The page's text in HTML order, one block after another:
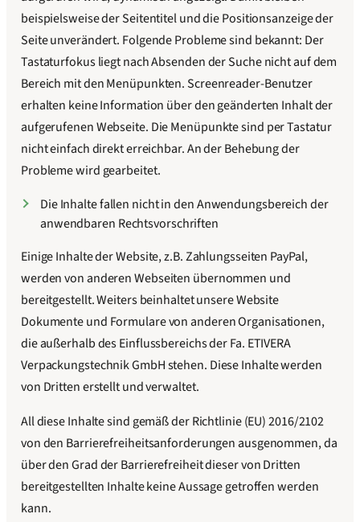
beispielsweise der Seitentitel und die Positionsanzeige der
Seite unverändert. Folgende Probleme sind bekannt: Der
Tastaturfokus liegt nach Absenden der Suche nicht auf dem
Bereich mit den Menüpunkten. Screenreader-Benutzer
erhalten keine Information über den geänderten Inhalt der
aufgerufenen Webseite. Die Menüpunkte sind per Tastatur
nicht einfach direkt erreichbar. An der Behebung der
Probleme wird gearbeitet.
Die Inhalte fallen nicht in den Anwendungsbereich der
anwendbaren Rechtsvorschriften
Einige Inhalte der Website, z.B. Zahlungsseiten PayPal,
werden von anderen Webseiten übernommen und
bereitgestellt. Weiters beinhaltet unsere Website
Dokumente und Formulare von anderen Organisationen,
die außerhalb des Einflussbereichs der Fa. ETIVERA
Verpackungstechnik GmbH stehen. Diese Inhalte werden
von Dritten erstellt und verwaltet.
All diese Inhalte sind gemäß der Richtlinie (EU) 2016/2102
von den Barrierefreiheitsanforderungen ausgenommen, da
über den Grad der Barrierefreiheit dieser von Dritten
bereitgestellten Inhalte keine Aussage getroffen werden
kann.